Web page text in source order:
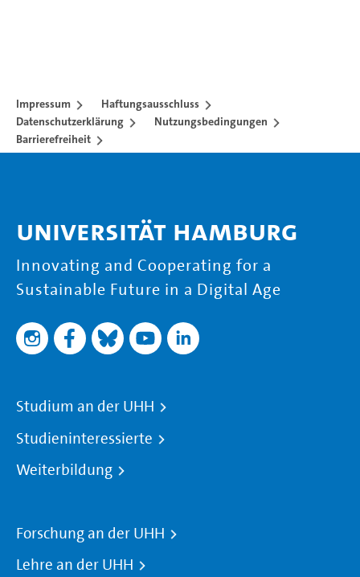
Impressum
Haftungsausschluss
Datenschutzerklärung
Nutzungsbedingungen
Barrierefreiheit
Universität Hamburg
Innovating and Cooperating for a
Sustainable Future in a Digital Age
Studium an der UHH
Studieninteressierte
Weiterbildung
Forschung an der UHH
Lehre an der UHH